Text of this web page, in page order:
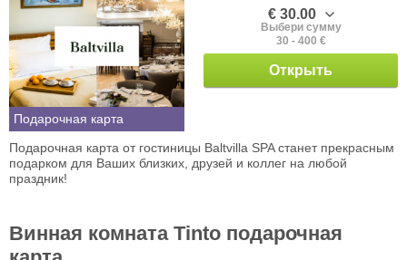
Подарочная карта
€ 30.00
Выбери сумму
30 - 400 €
Открыть
Подарочная карта от гостиницы Baltvilla SPA станет прекрасным
подарком для Ваших близких, друзей и коллег на любой
праздник!
Винная комната Tinto подарочная